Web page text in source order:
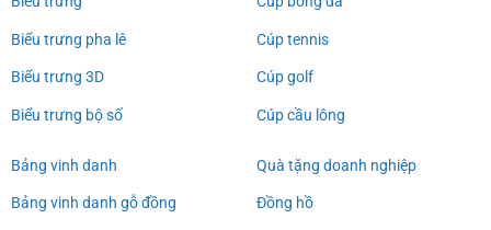
Biểu trưng pha lê
Biểu trưng 3D
Biểu trưng bộ số
Cúp tennis
Cúp golf
Cúp cầu lông
Bảng vinh danh
Bảng vinh danh gỗ đồng
Quà tặng doanh nghiệp
Đồng hồ